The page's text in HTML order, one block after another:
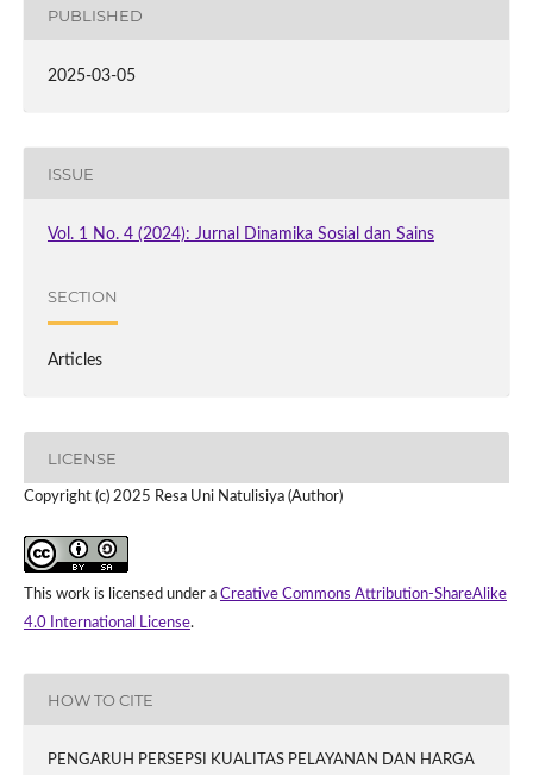
PUBLISHED
2025-03-05
ISSUE
Vol. 1 No. 4 (2024): Jurnal Dinamika Sosial dan Sains
SECTION
Articles
LICENSE
Copyright (c) 2025 Resa Uni Natulisiya (Author)
This work is licensed under a Creative Commons Attribution-ShareAlike
4.0 International License.
HOW TO CITE
PENGARUH PERSEPSI KUALITAS PELAYANAN DAN HARGA